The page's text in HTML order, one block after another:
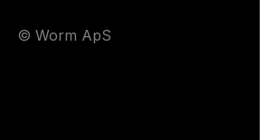
© Worm ApS